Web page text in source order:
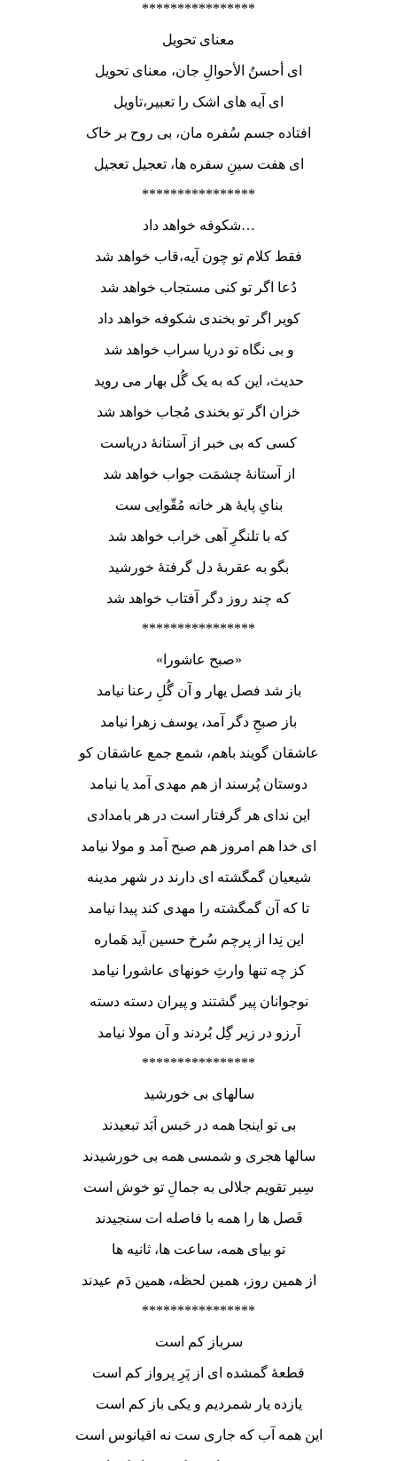
****************
معنای تحویل
ای أحسنُ الأحوالِ جان، معنای تحویل
ای آیه های اشک را تعبیر،تاویل
افتاده جسم سُفره مان، بی روح بر خاک
ای هفت سینِ سفره ها، تعجیل تعجیل
****************
شکوفه خواهد داد…
فقط کلام تو چون آیه،قاب خواهد شد
دُعا اگر تو کنی مستجاب خواهد شد
کویر اگر تو بخندی شکوفه خواهد داد
و بی نگاه تو دریا سراب خواهد شد
حدیث، این که به یک گُل بهار می روید
خزان اگر تو بخندی مُجاب خواهد شد
کسی که بی خبر از آستانۀ دریاست
از آستانۀ چشمَت جواب خواهد شد
بنایِ پایۀ هر خانه مُقّوایی ست
که با تلنگرِ آهی خراب خواهد شد
بگو به عقربۀ دل گرفتۀ خورشید
که چند روز دگر آفتاب خواهد شد
****************
«صبح عاشورا»
باز شد فصل یهار و آن گُلِ رعنا نیامد
باز صبحِ دگر آمد، یوسف زهرا نیامد
عاشقان گویند باهم، شمع جمع عاشقان کو
دوستان پُرسند از هم مهدی آمد یا نیامد
این ندای هر گرفتار است در هر بامدادی
ای خدا هم امروز هم صبح آمد و مولا نیامد
شیعیان گمگشته ای دارند در شهر مدینه
تا که آن گمگشته را مهدی کند پیدا نیامد
این نِدا از پرچم سُرخ حسین آید هَماره
کز چه تنها وارثِ خونهای عاشورا نیامد
نوجوانان پیر گشتند و پیران دسته دسته
آرزو در زیر گِل بُردند و آن مولا نیامد
****************
سالهای بی خورشید
بی تو اینجا همه در حَبس اَبَد تبعیدند
سالها هجری و شمسی همه بی خورشیدند
سِیر تقویم جلالی به جمالِ تو خوش است
فَصل ها را همه با فاصله ات سنجیدند
تو بیای همه، ساعت ها، ثانیه ها
از همین روز، همین لحظه، همین دَم عیدند
****************
سرباز کم است
قطعۀ گمشده ای از پَرِ پرواز کم است
یازده یار شمردیم و یکی باز کم است
این همه آب که جاری ست نه اقیانوس است